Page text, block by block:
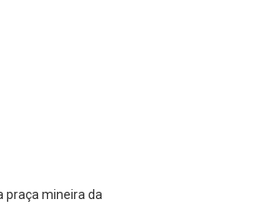
praça mineira da